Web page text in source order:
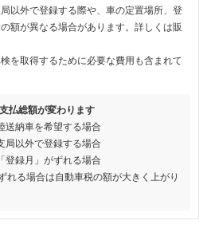
以外で登録する際や、車の定置場所、登
額が異なる場合があります。詳しくは販
を取得するために必要な費用も含まれて
払総額が変わります
送納車を希望する場合
局以外で登録する場合
登録月」がずれる場合
れる場合は自動車税の額が大きく上がり